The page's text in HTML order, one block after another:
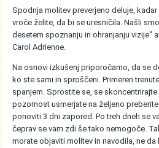
Spodnja molitev preverjeno deluje,
vroče želite, da bi se uresničila. Našli
desetem spoznanju in ohranjanju vizije"
Carol Adrienne.
Na osnovi izkušenj priporočamo, da se
ko ste sami in sproščeni. Primeren
spanjem. Sprostite se, se
pozornost usmerjate na željeno
ponoviti 3 dni zapored. Po treh dneh se
čeprav se vam zdi še tako nemogoče.
morate objaviti molitev in navodila, ne